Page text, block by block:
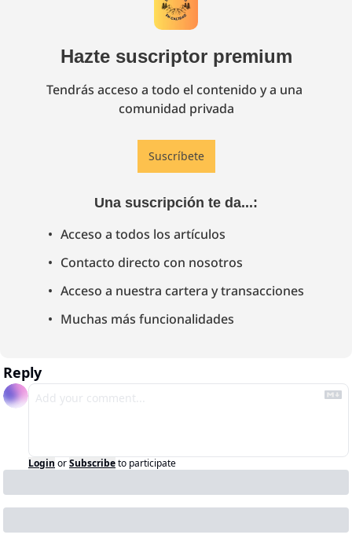
Hazte suscriptor premium
Tendrás acceso a todo el contenido y a una
comunidad privada
Suscríbete
Una suscripción te da...:
Acceso a todos los artículos
Contacto directo con nosotros
Acceso a nuestra cartera y transacciones
Muchas más funcionalidades
Reply
Login orSubscribeto participate